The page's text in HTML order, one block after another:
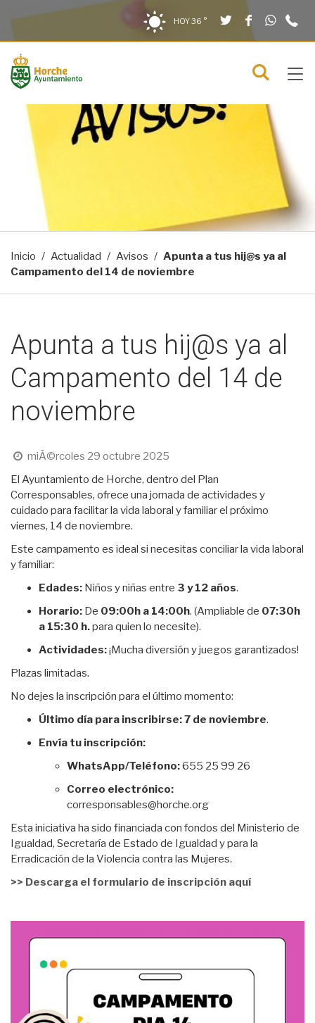
Saltar al contenido
Saltar a la navegación
Información de contacto HOY36 ° TwitterFacebook
menú
Inicio Actualidad Avisos
Apunta a tus hij@s ya al
Campamento del 14 de noviembre
Apunta a tus hij@s ya al
Campamento del 14 de
noviembre
miÃ©rcoles 29 octubre 2025
El Ayuntamiento de Horche, dentro del Plan
Corresponsables, ofrece una jornada de actividades y
cuidado para facilitar la vida laboral y familiar el próximo
viernes, 14 de noviembre.
Este campamento es ideal si necesitas conciliar la vida laboral
y familiar:
Edades: Niños y niñas entre 3 y 12 años.
Horario: De 09:00h a 14:00h. (Ampliable de 07:30h
a 15:30 h.para quien lo necesite).
Actividades:¡Mucha diversión y juegos garantizados!
Plazas limitadas.
No dejes la inscripción para el último momento:
Último día para inscribirse:7 de noviembre.
Envía tu inscripción:
WhatsApp/Teléfono:655 25 99 26
Correo electrónico:
corresponsables@horche.org
Esta iniciativa ha sido financiada con fondos del Ministerio de
Igualdad, Secretaría de Estado de Igualdad y para la
Erradicación de la Violencia contra las Mujeres.
>> Descarga el formulario de inscripción aquí